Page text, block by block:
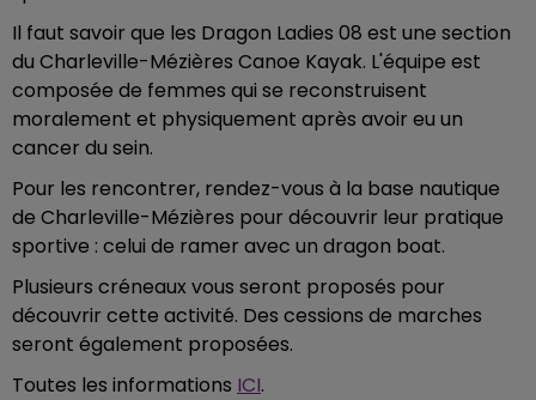
Il faut savoir que les Dragon Ladies 08 est une section
du Charleville-Mézières Canoe Kayak. L'équipe est
composée de femmes qui se reconstruisent
moralement et physiquement après avoir eu un
cancer du sein.
Pour les rencontrer, rendez-vous à la base nautique
de Charleville-Mézières pour découvrir leur pratique
sportive : celui de ramer avec un dragon boat.
Plusieurs créneaux vous seront proposés pour
découvrir cette activité. Des cessions de marches
seront également proposées.
Toutes les informations ICI.